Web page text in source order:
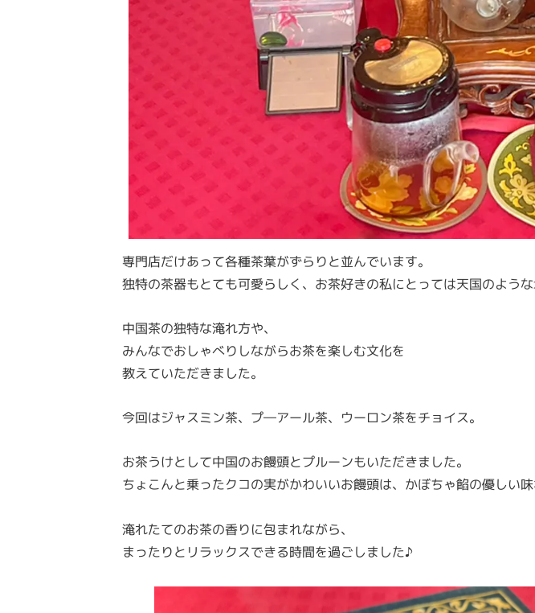
専門店だけあって各種茶葉がずらりと並んでいます。
独特の茶器もとても可愛らしく、お茶好きの私にとっては天国のような
中国茶の独特な淹れ方や、
みんなでおしゃべりしながらお茶を楽しむ文化を
教えていただきました。
今回はジャスミン茶、プ―アール茶、ウーロン茶をチョイス。
お茶うけとして中国のお饅頭とプルーンもいただきました。
ちょこんと乗ったクコの実がかわいいお饅頭は、かぼちゃ餡の優しい味
淹れたてのお茶の香りに包まれながら、
まったりとリラックスできる時間を過ごしました♪